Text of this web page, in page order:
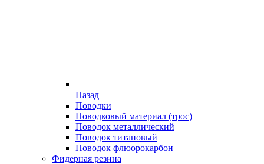
Назад
Поводки
Поводковый материал (трос)
Поводок металлический
Поводок титановый
Поводок флюорокарбон
Фидерная резина